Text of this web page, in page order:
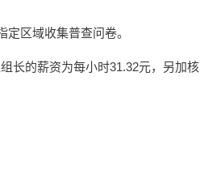
区域收集普查问卷。
长的薪资为每小时31.32元，另加核